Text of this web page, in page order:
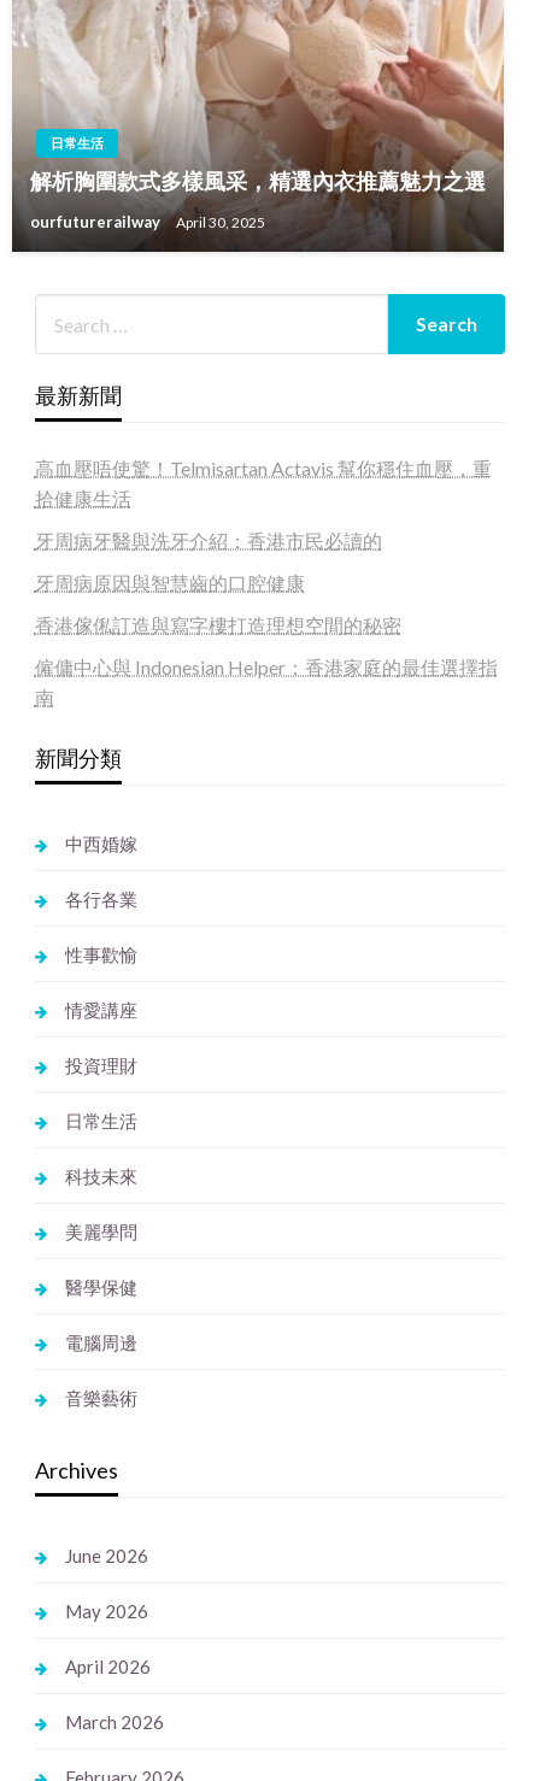
日常生活
解析胸圍款式多樣風采，精選內衣推薦魅力之選
ourfuturerailway April 30, 2025
最新新聞
高血壓唔使驚！Telmisartan Actavis 幫你穩住血壓，重
拾健康生活
牙周病牙醫與洗牙介紹：香港市民必讀的
牙周病原因與智慧齒的口腔健康
香港傢俬訂造與寫字樓打造理想空間的秘密
僱傭中心與 Indonesian Helper：香港家庭的最佳選擇指
南
新聞分類
中西婚嫁
各行各業
性事歡愉
情愛講座
投資理財
日常生活
科技未來
美麗學問
醫學保健
電腦周邊
音樂藝術
Archives
June 2026
May 2026
April 2026
March 2026